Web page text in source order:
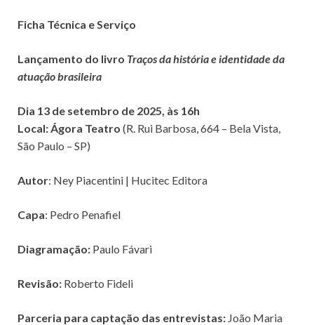
Ficha Técnica e Serviço
Lançamento do livro Traços da história e identidade da
atuação brasileira
Dia 13 de setembro de 2025, às 16h
Local: Ágora Teatro (R. Rui Barbosa, 664 – Bela Vista,
São Paulo – SP)
Autor: Ney Piacentini | Hucitec Editora
Capa: Pedro Penafiel
Diagramação: Paulo Fávari
Revisão: Roberto Fideli
Parceria para captação das entrevistas: João Maria